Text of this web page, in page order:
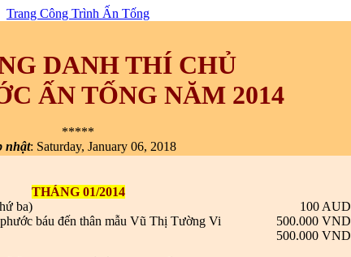
Trang Công Trình Ấn Tống
DANH THÍ CHỦ
ẤN TỐNG NĂM 2014
*****
nhật: Saturday, January 06, 2018
THÁNG 01/2014
ba)
100 AUD
báu đến thân mẫu Vũ Thị Tường Vi
500.000 VND
500.000 VND